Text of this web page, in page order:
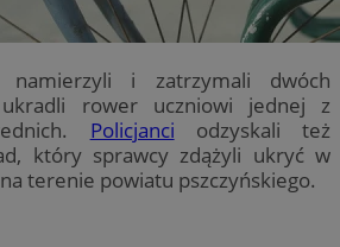
i zatrzymali dwóch
rower uczniowi jednej z
Policjanci odzyskali też
który sprawcy zdążyli ukryć w
terenie powiatu pszczyńskiego.